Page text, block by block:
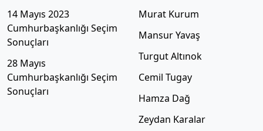
14 Mayıs 2023
Cumhurbaşkanlığı Seçim
Sonuçları
28 Mayıs
Cumhurbaşkanlığı Seçim
Sonuçları
Murat Kurum
Mansur Yavaş
Turgut Altınok
Cemil Tugay
Hamza Dağ
Zeydan Karalar